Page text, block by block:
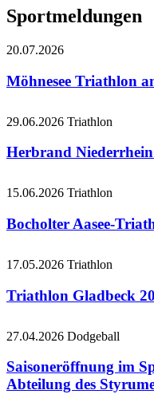
Sportmeldungen
20.07.2026
Möhnesee Triathlon
29.06.2026 Triathlon
Herbrand
15.06.2026 Triathlon
Bocholter Aasee-
17.05.2026 Triathlon
Triathlon Gladbeck
27.04.2026 Dodgeball
Saisoneröffnung im
Abteilung des